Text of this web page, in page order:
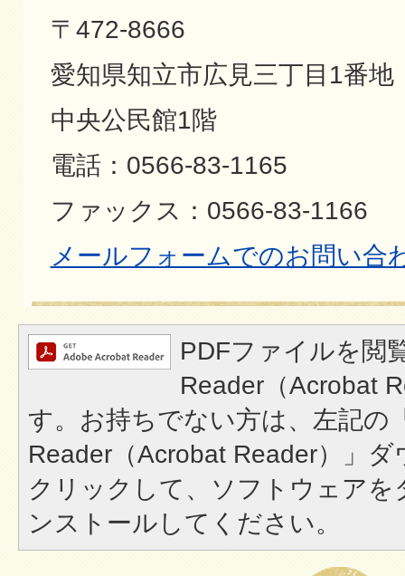
〒472-8666
愛知県知立市広見三丁目1番地
中央公民館1階
電話：0566-83-1165
ファックス：0566-83-1166
メールフォームでのお問い合
PDFファイルを閲
Reader（Acrobat
す。お持ちでない方は、左記の
Reader（Acrobat Reader）」
クリックして、ソフトウェア
ンストールしてください。